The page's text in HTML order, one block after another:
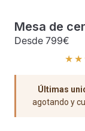
Mesa de
Desde 799€
Últimas
agotando y